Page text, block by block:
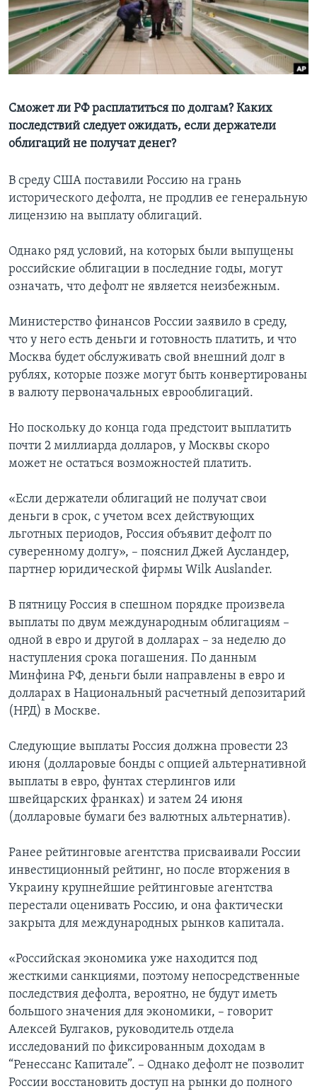
Learning English
СОЦИАЛЬНЫЕ СЕТИ
Языки
Сможет ли РФ расплатиться по долгам? Каких
последствий следует ожидать, если держатели
облигаций не получат денег?
В среду США поставили Россию на грань
исторического дефолта, не продлив ее генеральную
лицензию на выплату облигаций.
Однако ряд условий, на которых были выпущены
российские облигации в последние годы, могут
означать, что дефолт не является неизбежным.
Министерство финансов России заявило в среду,
что у него есть деньги и готовность платить, и что
Москва будет обслуживать свой внешний долг в
рублях, которые позже могут быть конвертированы
в валюту первоначальных еврооблигаций.
Но поскольку до конца года предстоит выплатить
почти 2 миллиарда долларов, у Москвы скоро
может не остаться возможностей платить.
«Если держатели облигаций не получат свои
деньги в срок, с учетом всех действующих
льготных периодов, Россия объявит дефолт по
суверенному долгу», – пояснил Джей Аусландер,
партнер юридической фирмы Wilk Auslander.
В пятницу Россия в спешном порядке произвела
выплаты по двум международным облигациям –
одной в евро и другой в долларах – за неделю до
наступления срока погашения. По данным
Минфина РФ, деньги были направлены в евро и
долларах в Национальный расчетный депозитарий
(НРД) в Москве.
Следующие выплаты Россия должна провести 23
июня (долларовые бонды с опцией альтернативной
выплаты в евро, фунтах стерлингов или
швейцарских франках) и затем 24 июня
(долларовые бумаги без валютных альтернатив).
Ранее рейтинговые агентства присваивали России
инвестиционный рейтинг, но после вторжения в
Украину крупнейшие рейтинговые агентства
перестали оценивать Россию, и она фактически
закрыта для международных рынков капитала.
«Российская экономика уже находится под
жесткими санкциями, поэтому непосредственные
последствия дефолта, вероятно, не будут иметь
большого значения для экономики, – говорит
Алексей Булгаков, руководитель отдела
исследований по фиксированным доходам в
“Ренессанс Капитале”. – Однако дефолт не позволит
России восстановить доступ на рынки до полного